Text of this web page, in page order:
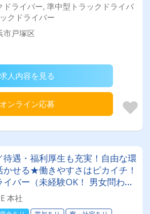
ドライバー, 準中型トラックドライバ
クドライバー
市戸塚区
求人内容を見る
オンライン応募
遇・福利厚生も充実！自由な環
かせる★働きやすさはピカイチ！
バー（未経験OK！ 男女問わず
！）
本社